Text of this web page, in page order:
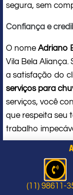
segura, sem
Confiança e
O nome Adriano
Vila Bela
a satisfação do
serviços para
serviços, você
que respeita seu
trabalho
Problema
indicam a
profissional
(11) 98611-